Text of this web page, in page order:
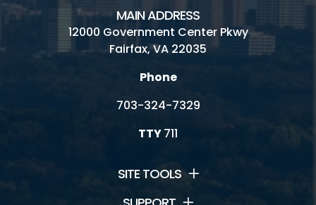
MAIN ADDRESS
12000 Government Center Pkwy
Fairfax, VA 22035
Phone
703-324-7329
TTY711
SITE TOOLS